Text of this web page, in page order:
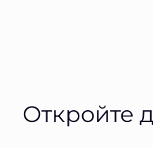
Откройте